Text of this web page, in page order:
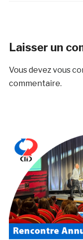
Laisser un
Vous devezvous
commentaire.